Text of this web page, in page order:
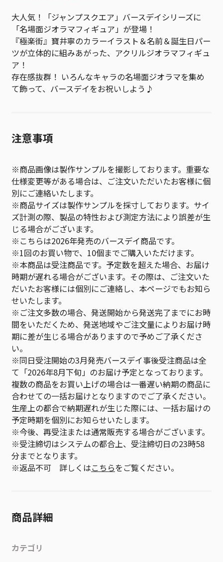
大人気！「ジャンプスクエア」バースデイシリーズに
「名場面ジオラマフィギュア」が登場！
『極楽街』寶井寧のカラーイラスト＆名前＆誕生日パー
ツが立体的に組みあがった、アクリルジオラマフィギュ
ア！
存在感抜群！ いろんなキャラの名場面ジオラマを集め
て飾って、バースデイをお祝いしよう♪
注意事項
※商品画像は製作サンプルを撮影しております。重要な
仕様変更等がある場合は、ご注文いただいたお客様に個
別にご連絡いたします。
※商品サイズは製作サンプルを採寸しております。サイ
ズ計測の際、製品の特性および測定方法により誤差が生
じる場合がございます。
※こちらは2026年発売のバースデイ商品です。
※1回のお買い物で、10個までご購入いただけます。
※本商品は受注商品です。予定数を超えた場合、お届け
時期が遅れる場合がございます。その際は、ご注文いた
だいたお客様には個別にご連絡し、本ページでもお知ら
せいたします。
※ご注文多数の場合、発送開始から発送完了までにお時
間をいただくため、発送地域やご注文量によりお届け時
期に差が生じる場合がありますので予めご了承くださ
い。
※同日受注開始の3月発売バースデイ事後受注商品は全
て「2026年8月下旬」のお届け予定となっております。
複数の商品をお買い上げの場合は一番遅い納期の商品に
合わせての一括お届けとなりますのでご了承ください。
生産上の都合で納期遅れが生じた際には、一括お届けの
予定時期を個別にお知らせいたします。
※今後、再受注または通常販売する場合がございます。
※受注締切はシステムの都合上、受注締切日の23時58
分までとなります。
※返品不可 詳しくはこちらをご覧ください。
商品詳細
カテゴリ